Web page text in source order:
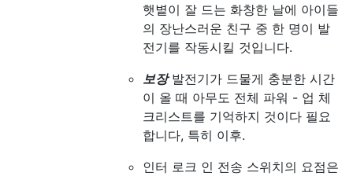
햇볕이 잘 드는 화창한 날에 아이들
의 장난스러운 친구 중 한 명이 발
전기를 작동시킬 것입니다.
보장발전기가 드물게 충분한 시간
이 올 때 아무도 전체 파워 - 업 체
크리스트를 기억하지 것이다 필요
합니다, 특히 이후.
인터 로크 인 전송 스위치의 요점은